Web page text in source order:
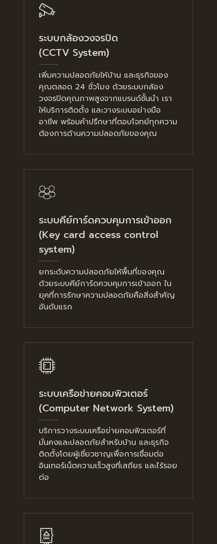
ระบบกล้องวงจรปิด
(CCTV System)
เพิ่มความปลอดภัยให้บ้าน และธุรกิจของ
คุณตลอด 24 ชั่วโมง ด้วยระบบกล้อง
วงจรปิดคุณภาพสูงจากแบรนด์ชั้นนำ เรา
ให้บริการติดตั้ง และวางระบบอย่างมือ
อาชีพ พร้อมคำปรึกษาที่ตอบโจทย์ทุกความ
ต้องการด้านความปลอดภัยของคุณ
ระบบคีย์การ์ดควบคุมการเข้าออก
(Key card access control
system)
ยกระดับความปลอดภัยให้พื้นที่ของคุณ
ด้วยระบบคีย์การ์ดควบคุมการเข้าออก ใน
ยุคที่การรักษาความปลอดภัยคือสิ่งสำคัญ
อันดับแรก
ระบบเครือข่ายคอมพิวเตอร์
(Computer Network System)
บริการวางระบบเครือข่ายคอมพิวเตอร์ที่
มั่นคงและปลอดภัยสำหรับบ้าน และธุรกิจ
ติดตั้งโดยผู้เชี่ยวชาญเพื่อการเชื่อมต่อ
อินเทอร์เน็ตความเร็วสูงที่เสถียร และไร้รอย
ต่อ